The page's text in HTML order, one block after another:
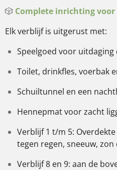
🎲 Complete inrichting voor
Elk verblijf is uitgerust met:
Speelgoed voor uitdaging
Toilet, drinkfles, voerbak
Schuiltunnel en een
Hennepmat voor zacht
Verblijf 1 t/m 5:
tegen regen, sneeuw, zon
Verblijf 8 en 9: aan de